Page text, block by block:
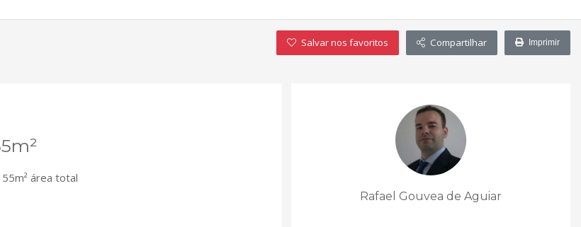
Salvar nos favoritos Compartilhar Imprimir
55m² área total
Rafael Gouvea de Aguiar